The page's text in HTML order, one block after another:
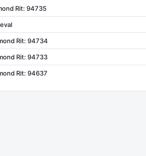
Rit: 94735
Rit: 94734
Rit: 94733
Rit: 94637